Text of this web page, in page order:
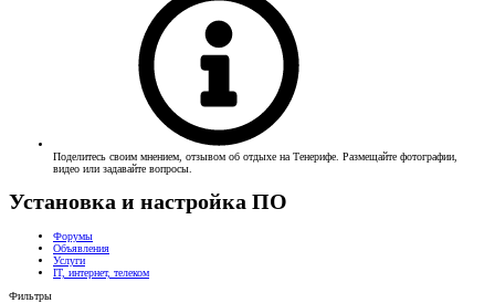
Поделитесь своим мнением, отзывом об отдыхе на Тенерифе. Размещайте фотографии,
видео или задавайте вопросы.
Установка и настройка ПО
Форумы
Объявления
Услуги
IT, интернет, телеком
Фильтры